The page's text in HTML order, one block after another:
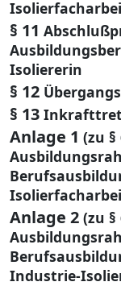
§ 11
Isoliererin
§ 12
§ 13
Anlage 1 (zu §
Anlage 2 (zu §
Industrie-